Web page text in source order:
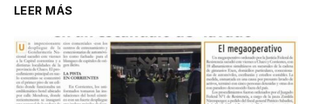
LEER MÁS